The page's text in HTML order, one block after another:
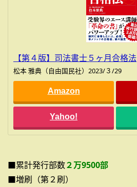
【第４版】司法書士５ヶ月合格法
松本 雅典（自由国民社）2023/３/29
Amazon
Yahoo!
■累計発行部数２万9500部
■増刷（第２刷）